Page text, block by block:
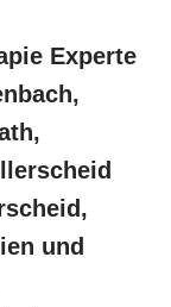
Experte
und